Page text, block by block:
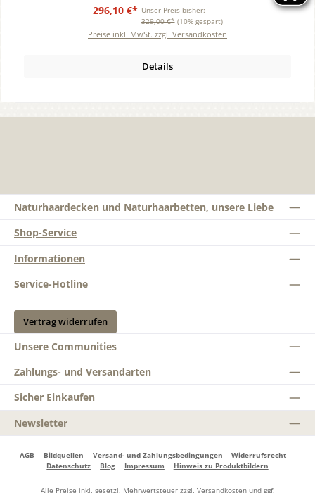
296,10 €* Unser Preis bisher:
329,00 €* (10% gespart)
Preise inkl. MwSt. zzgl. Versandkosten
Details
Naturhaardecken und Naturhaarbetten, unsere Liebe
Shop-Service
Informationen
Service-Hotline
Vertrag widerrufen
Unsere Communities
Zahlungs- und Versandarten
Sicher Einkaufen
Newsletter
AGB Bildquellen Versand- und Zahlungsbedingungen
Widerrufsrecht
Datenschutz
Blog Impressum Hinweis zu Produktbildern
Alle Preise inkl. gesetzl. Mehrwertsteuer zzgl. Versandkostenund ggf.